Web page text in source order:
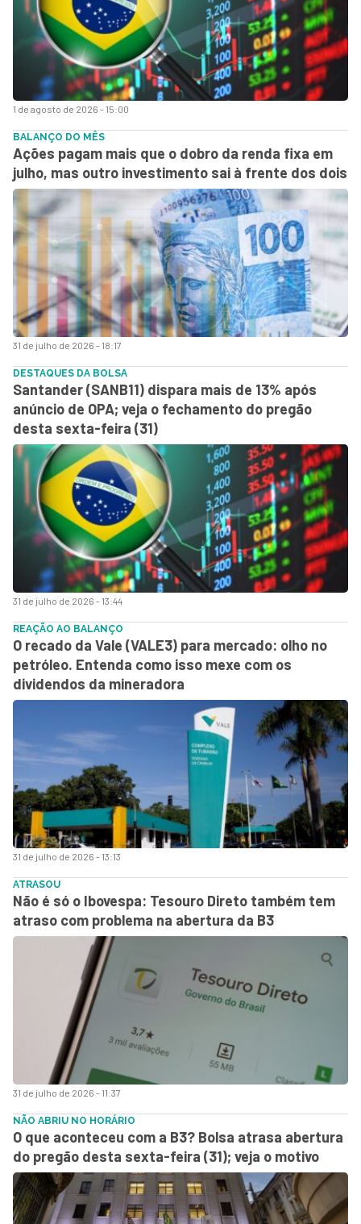
1 de agosto de 2026 - 15:00
31 de julho de 2026 - 18:17
BALANÇO DO MÊS
Ações pagam mais que o dobro da renda fixa em
julho, mas outro investimento sai à frente dos dois
31 de julho de 2026 - 13:44
DESTAQUES DA BOLSA
Santander (SANB11) dispara mais de 13% após
anúncio de OPA; veja o fechamento do pregão
desta sexta-feira (31)
31 de julho de 2026 - 13:13
REAÇÃO AO BALANÇO
O recado da Vale (VALE3) para mercado: olho no
petróleo. Entenda como isso mexe com os
dividendos da mineradora
31 de julho de 2026 - 11:37
ATRASOU
Não é só o Ibovespa: Tesouro Direto também tem
atraso com problema na abertura da B3
NÃO ABRIU NO HORÁRIO
O que aconteceu com a B3? Bolsa atrasa abertura
do pregão desta sexta-feira (31); veja o motivo